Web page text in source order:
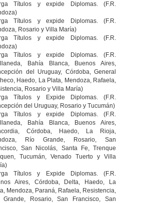
Títulos y expide Diplomas. (F.R.
Títulos y expide Diplomas. (F.R.
Rosario y Villa María)
Títulos y expide Diplomas. (F.R.
Títulos y expide Diplomas. (F.R.
Bahía Blanca, Buenos Aires,
del Uruguay, Córdoba, General
Haedo, La Plata, Mendoza, Rafaela,
Rosario y Villa María)
Títulos y Expide Diplomas. (F.R.
del Uruguay, Rosario y Tucumán)
Títulos y expide Diplomas. (F.R.
Bahía Blanca, Buenos Aires,
Córdoba, Haedo, La Rioja,
Río Grande, Rosario, San
San Nicolás, Santa Fe, Trenque
Tucumán, Venado Tuerto y Villa
Títulos y Expide Diplomas. (F.R.
Aires, Córdoba, Delta, Haedo, La
Mendoza, Paraná, Rafaela, Resistencia,
Grande, Rosario, San Francisco, San